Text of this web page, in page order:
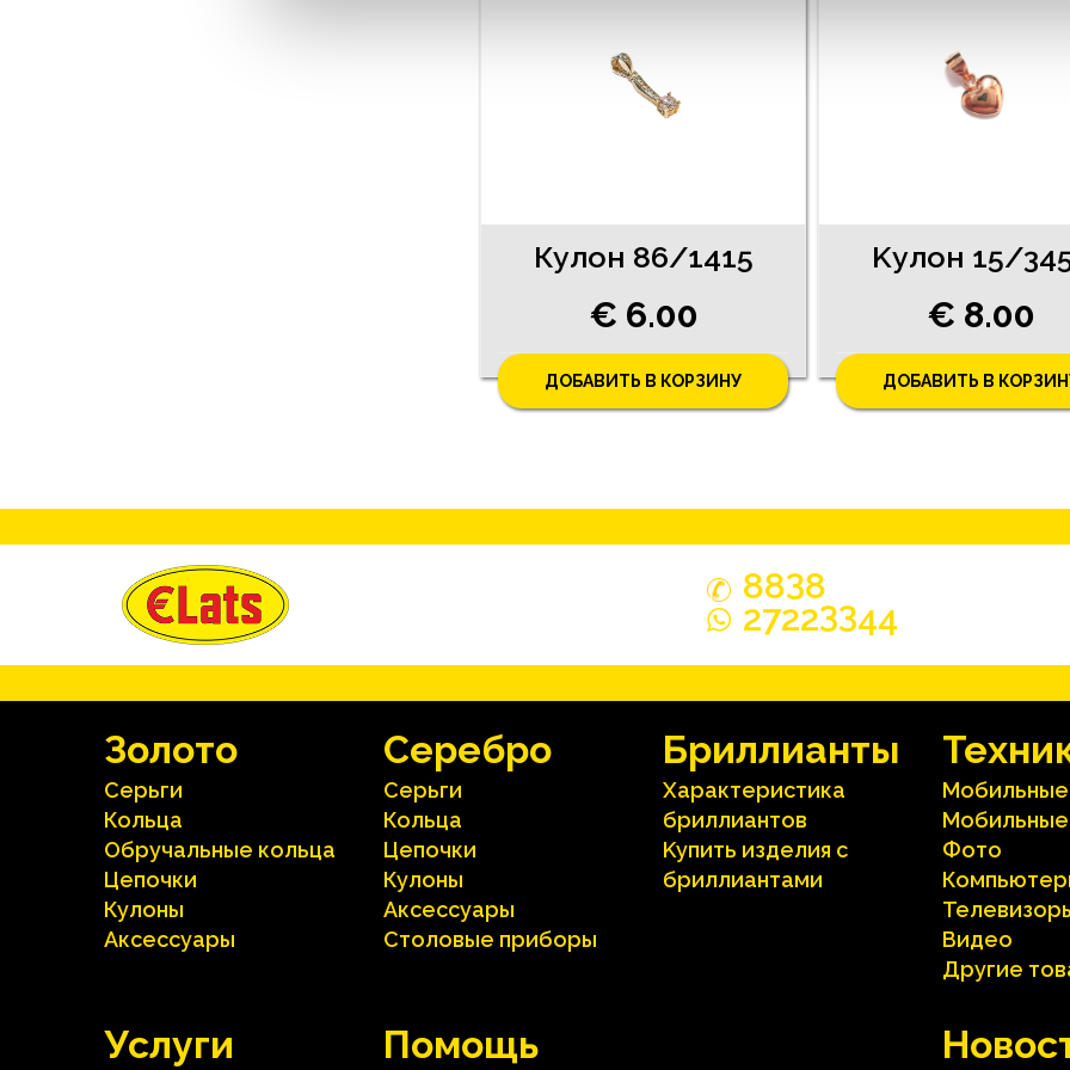
Кулон 86/1415
€ 6.00
ДОБАВИТЬ В КОРЗИНУ
Kулон 15/
€ 8.00
ДОБАВИТЬ В
8838
27223344
Зoлoтo
Серьги
Кольца
Oбручальные кольца
Цепочки
Кулоны
Аксесcуары
Серебрo
Серьги
Кольца
Цепочки
Кулоны
Аксесcуары
Столовые приборы
Бриллианты
Характеристика
бриллиантoв
Kупить изделия c
бриллиантами
Фото
Видео
Другие
Услуги Помощь